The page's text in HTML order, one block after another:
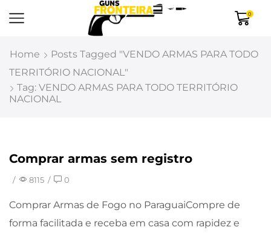
0
Home
Posts Tagged "VENDO ARMAS PARA TODO
TERRITÓRIO NACIONAL"
Tag: VENDO ARMAS PARA TODO TERRITÓRIO
NACIONAL
Uncategorized
Comprar armas sem registro
/ 8115 / 0
Comprar Armas de Fogo no ParaguaiCompre de
forma facilitada e receba em casa com rapidez e